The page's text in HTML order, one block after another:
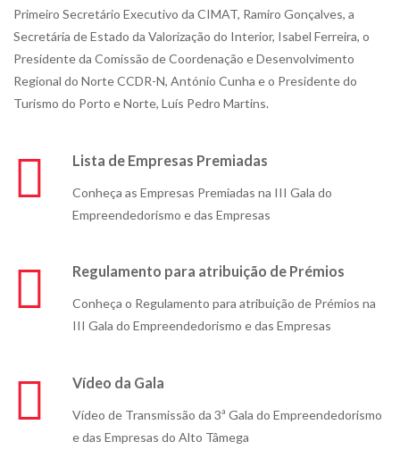
Primeiro Secretário Executivo da CIMAT, Ramiro Gonçalves, a
Secretária de Estado da Valorização do Interior, Isabel Ferreira, o
Presidente da Comissão de Coordenação e Desenvolvimento
Regional do Norte CCDR-N, António Cunha e o Presidente do
Turismo do Porto e Norte, Luís Pedro Martins.
Lista de Empresas Premiadas
Conheça as Empresas Premiadas na III Gala do
Empreendedorismo e das Empresas
Regulamento para atribuição de Prémios
Conheça o Regulamento para atribuição de Prémios na
III Gala do Empreendedorismo e das Empresas
Vídeo da Gala
Vídeo de Transmissão da 3ª Gala do Empreendedorismo
e das Empresas do Alto Tâmega